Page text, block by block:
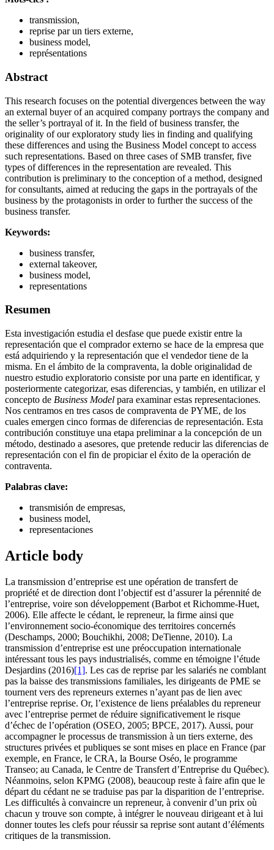
transmission,
reprise par un tiers externe,
business model,
représentations
Abstract
This research focuses on the potential divergences between the way
an external buyer of an acquired company portrays the company and
the seller’s portrayal of it. In the field of business transfer, the
originality of our exploratory study lies in finding and qualifying
these differences and using the Business Model concept to access
such representations. Based on three cases of SMB transfer, five
types of differences in the representation are revealed. This
contribution is preliminary to the conception of a method, designed
for consultants, aimed at reducing the gaps in the portrayals of the
business by the protagonists in order to further the success of the
business transfer.
Keywords:
business transfer,
external takeover,
business model,
representations
Resumen
Esta investigación estudia el desfase que puede existir entre la
representación que el comprador externo se hace de la empresa que
está adquiriendo y la representación que el vendedor tiene de la
misma. En el ámbito de la compraventa, la doble originalidad de
nuestro estudio exploratorio consiste por una parte en identificar, y
posteriormente categorizar, esas diferencias, y también, en utilizar el
concepto de Business Model para examinar estas representaciones.
Nos centramos en tres casos de compraventa de PYME, de los
cuales emergen cinco formas de diferencias de representación. Esta
contribución constituye una etapa preliminar a la concepción de un
método, destinado a asesores, que pretende reducir las diferencias de
representación con el fin de propiciar el éxito de la operación de
contraventa.
Palabras clave:
transmisión de empresas,
business model,
representaciones
Article body
La transmission d’entreprise est une opération de transfert de
propriété et de direction dont l’objectif est d’assurer la pérennité de
l’entreprise, voire son développement (Barbot et Richomme-Huet,
2006). Elle affecte le cédant, le repreneur, la firme ainsi que
l’environnement socio-économique des territoires concernés
(Deschamps, 2000; Bouchikhi, 2008; DeTienne, 2010). La
transmission d’entreprise est une préoccupation internationale
intéressant tous les pays industrialisés, comme en témoigne l’étude
Desjardins (2016)[1]. Les cas de reprise par les salariés ne comblant
pas la baisse des transmissions familiales, les dirigeants de PME se
tournent vers des repreneurs externes n’ayant pas de lien avec
l’entreprise reprise. Or, l’existence de liens préalables du repreneur
avec l’entreprise permet de réduire significativement le risque
d’échec de l’opération (OSEO, 2005; BPCE, 2017). Aussi, pour
accompagner le processus de transmission à un tiers externe, des
structures privées et publiques se sont mises en place en France (par
exemple, en France, le CRA, la Bourse Oséo, le programme
Transeo; au Canada, le Centre de Transfert d’Entreprise du Québec).
Néanmoins, selon KPMG (2008), beaucoup reste à faire afin que le
départ du cédant ne se traduise pas par la disparition de l’entreprise.
Les difficultés à convaincre un repreneur, à convenir d’un prix où
chacun y trouve son compte, à intégrer le nouveau dirigeant et à lui
donner toutes les clefs pour réussir sa reprise sont autant d’éléments
critiques de la transmission.